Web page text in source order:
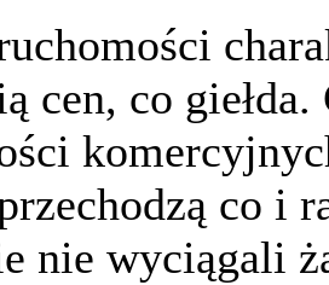
cen, co
co i
nie wyciągali